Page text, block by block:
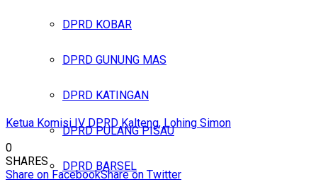
DPRD KOBAR
DPRD GUNUNG MAS
DPRD KATINGAN
DPRD PULANG PISAU
DPRD BARSEL
Ketua Komisi IV DPRD Kalteng, Lohing Simon
0
SHARES
Share on FacebookShare on Twitter